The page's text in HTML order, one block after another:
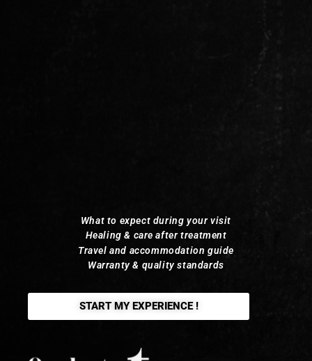
What to expect during your visit
Healing & care after treatment
Travel and accommodation guide
Warranty & quality standards
START MY EXPERIENCE !